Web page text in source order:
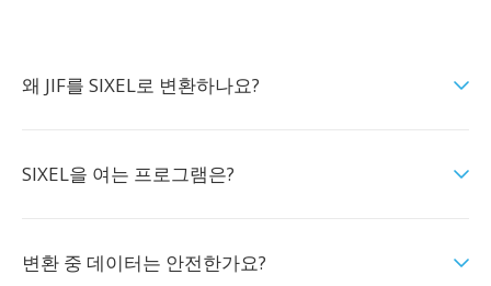
왜 JIF를 SIXEL로 변환하나요?
SIXEL을 여는 프로그램은?
변환 중 데이터는 안전한가요?